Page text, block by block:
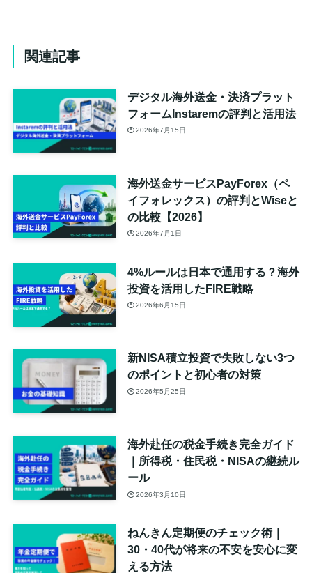
関連記事
デジタル海外送金・決済プラット
フォームInstaremの評判と活用法
2026年7月15日
海外送金サービスPayForex（ペ
イフォレックス）の評判とWiseと
の比較【2026】
2026年7月1日
4%ルールは日本で通用する？海外
投資を活用したFIRE戦略
2026年6月15日
新NISA積立投資で失敗しない3つ
のポイントと初心者の対策
2026年5月25日
海外赴任の税金手続き完全ガイド
｜所得税・住民税・NISAの継続ル
ール
2026年3月10日
ねんきん定期便のチェック術｜
30・40代が将来の不安を安心に変
える方法